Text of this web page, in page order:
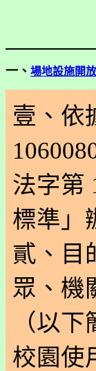
一、 場地設施開
壹、依
法字第
標準」
貳、目
眾、機
（以
校園使